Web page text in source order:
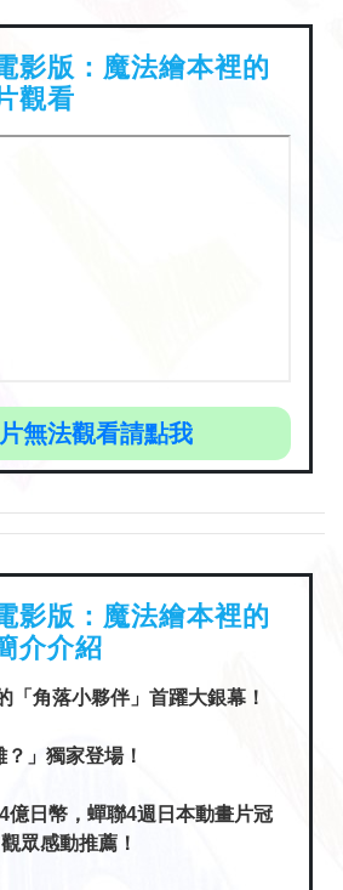
影版：魔法繪本裡的
觀看
無法觀看請點我
影版：魔法繪本裡的
介介紹
角落小夥伴」首躍大銀幕！
」獨家登場！
日幣，蟬聯4週日本動畫片冠
眾感動推薦！